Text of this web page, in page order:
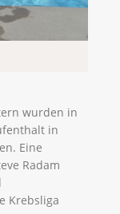
wurden in
in
Eine
Radam
Krebsliga